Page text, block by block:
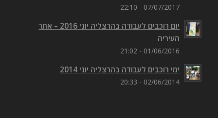
07/07/2017 - 22:10
יום רוכבים לעבודה בהרצליה יוני 2016 – אתר
העיריה
01/06/2016 - 21:02
ימי רוכבים לעבודה בהרצליה יוני 2014
02/06/2014 - 20:33